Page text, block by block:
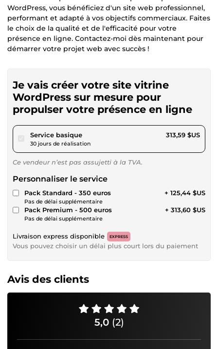
WordPress, vous bénéficiez d'un site web professionnel,
performant et adapté à vos objectifs commerciaux. Faites
le choix de la qualité et de l'efficacité pour votre
présence en ligne. Contactez-moi dès maintenant pour
démarrer votre projet web avec succès !
Je vais créer votre site vitrine
WordPress sur mesure pour
propulser votre présence en ligne
Service basiquepour 289,03 $US
30 jours de réalisation
313,59 $US
Ce vendeur n’est pas assujetti à la TVA.
Personnaliser le service
Pack Standard - 350 euros
Pas de délai supplémentaire
+ 125,44 $US
Pack Premium - 500 euros
Pas de délai supplémentaire
+ 313,60 $US
Livraison express disponible EXPRESS
Vous pouvez choisir un délai plus court lors du paiement
Avis des clients
5,0 (2)